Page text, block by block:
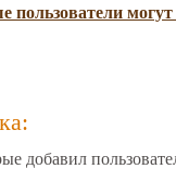
пользователи
добавил